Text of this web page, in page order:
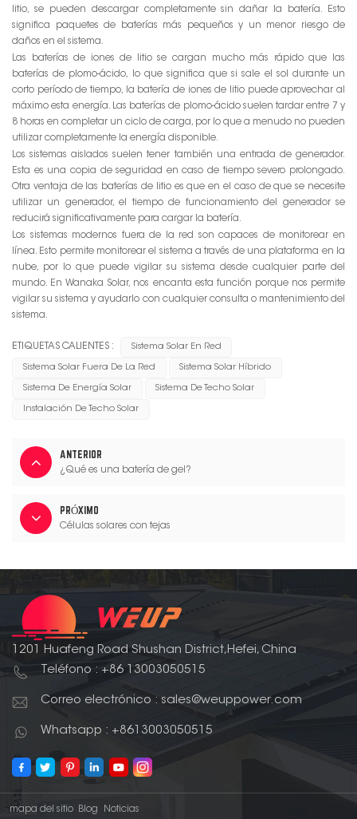
litio, se pueden descargar completamente sin dañar la batería. Esto
significa paquetes de baterías más pequeños y un menor riesgo de
daños en el sistema.
Las baterías de iones de litio se cargan mucho más rápido que las
baterías de plomo-ácido, lo que significa que si sale el sol durante un
corto período de tiempo, la batería de iones de litio puede aprovechar al
máximo esta energía. Las baterías de plomo-ácido suelen tardar entre 7 y
8 horas en completar un ciclo de carga, por lo que a menudo no pueden
utilizar completamente la energía disponible.
Los sistemas aislados suelen tener también una entrada de generador.
Esta es una copia de seguridad en caso de tiempo severo prolongado.
Otra ventaja de las baterías de litio es que en el caso de que se necesite
utilizar un generador, el tiempo de funcionamiento del generador se
reducirá significativamente para cargar la batería.
Los sistemas modernos fuera de la red son capaces de monitorear en
línea. Esto permite monitorear el sistema a través de una plataforma en la
nube, por lo que puede vigilar su sistema desde cualquier parte del
mundo. En Wanaka Solar, nos encanta esta función porque nos permite
vigilar su sistema y ayudarlo con cualquier consulta o mantenimiento del
sistema.
ETIQUETAS CALIENTES : Sistema Solar En Red
Sistema Solar Fuera De La Red Sistema Solar Híbrido
Sistema De Energía Solar Sistema De Techo Solar
Instalación De Techo Solar
ANTERIOR
¿Qué es una batería de gel?
PRÓXIMO
Células solares con tejas
1201 Huafeng Road Shushan District,Hefei, China
Teléfono : +86 13003050515
Correo electrónico : sales@weuppower.com
Whatsapp : +8613003050515
mapa del sitio Blog Noticias